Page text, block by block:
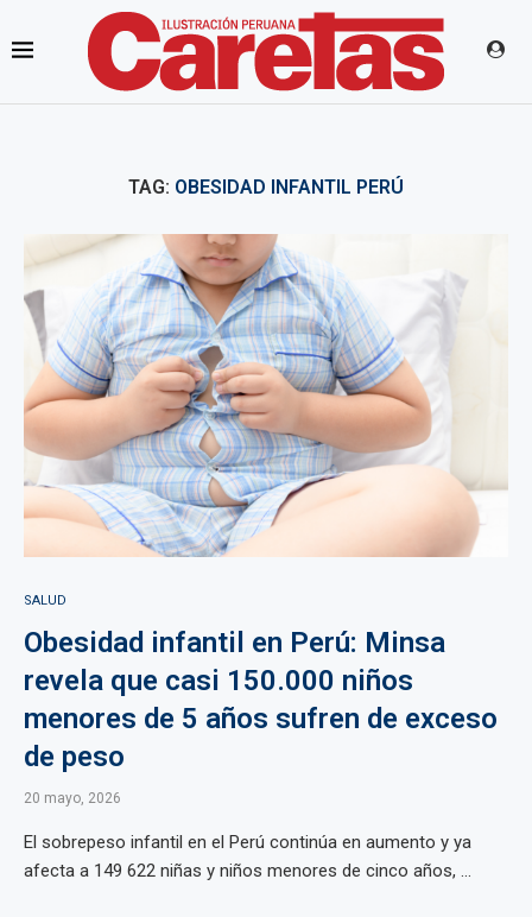
TAG: OBESIDAD INFANTIL PERÚ
SALUD
Obesidad infantil en Perú: Minsa
revela que casi 150.000 niños
menores de 5 años sufren de exceso
de peso
20 mayo, 2026
El sobrepeso infantil en el Perú continúa en aumento y ya
afecta a 149 622 niñas y niños menores de cinco años, ...